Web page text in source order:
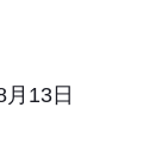
月13日